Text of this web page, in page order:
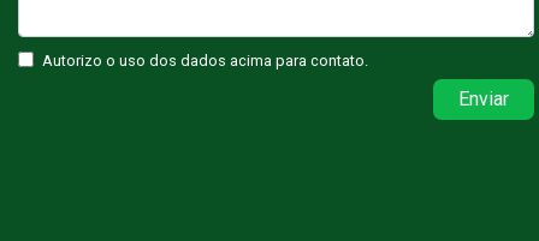
Autorizo o uso dos dados acima para contato.
Enviar